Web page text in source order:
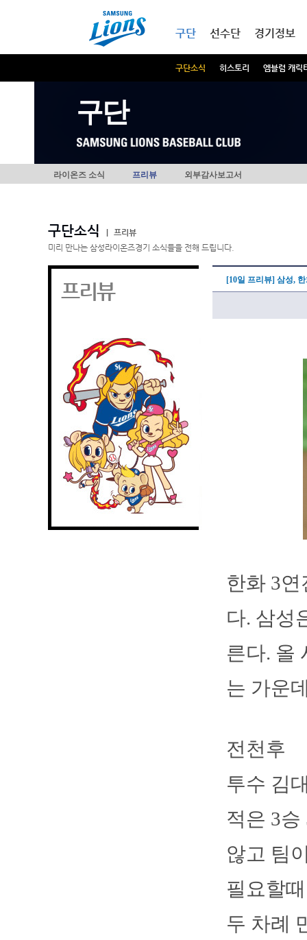
구단
구단소식 히스토리 엠블럼 캐릭
선수단 경기정보
구단
라이온즈 소식 프리뷰 외부감사보고서
구단소식
프리뷰
미리 만나는 삼성라이온즈경기 소식들을 전해 드립니다.
프리뷰 [10일 프리뷰] 삼성,
한화 3
다. 삼성
른다. 올
는 가운
전천후
투수 김
적은 3
않고 팀
필요할
두 차례